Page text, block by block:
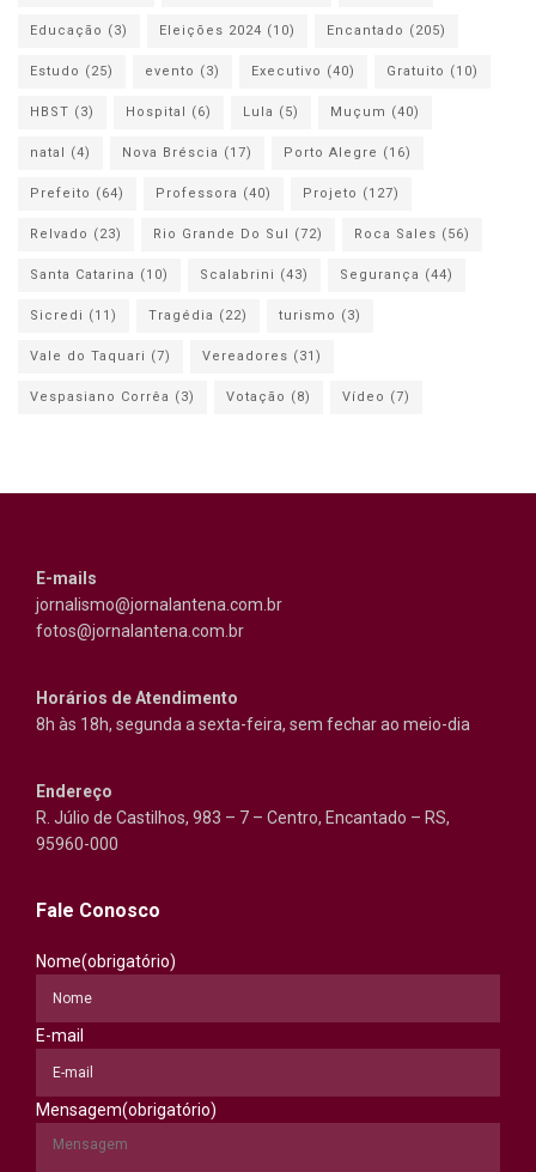
Educação (3) Eleições 2024 (10) Encantado (205)
Estudo (25) evento (3) Executivo (40) Gratuito (10)
HBST (3) Hospital (6) Lula (5) Muçum (40)
natal (4) Nova Bréscia (17) Porto Alegre (16)
Prefeito (64) Professora (40) Projeto (127)
Relvado (23) Rio Grande Do Sul (72) Roca Sales (56)
Santa Catarina (10) Scalabrini (43) Segurança (44)
Sicredi (11) Tragédia (22) turismo (3)
Vale do Taquari (7) Vereadores (31)
Vespasiano Corrêa (3) Votação (8) Vídeo (7)
E-mails
jornalismo@jornalantena.com.br
fotos@jornalantena.com.br
Horários de Atendimento
8h às 18h, segunda a sexta-feira, sem fechar ao meio-dia
Endereço
R. Júlio de Castilhos, 983 – 7 – Centro, Encantado – RS,
95960-000
Fale Conosco
Nome(obrigatório)
E-mail
Mensagem(obrigatório)